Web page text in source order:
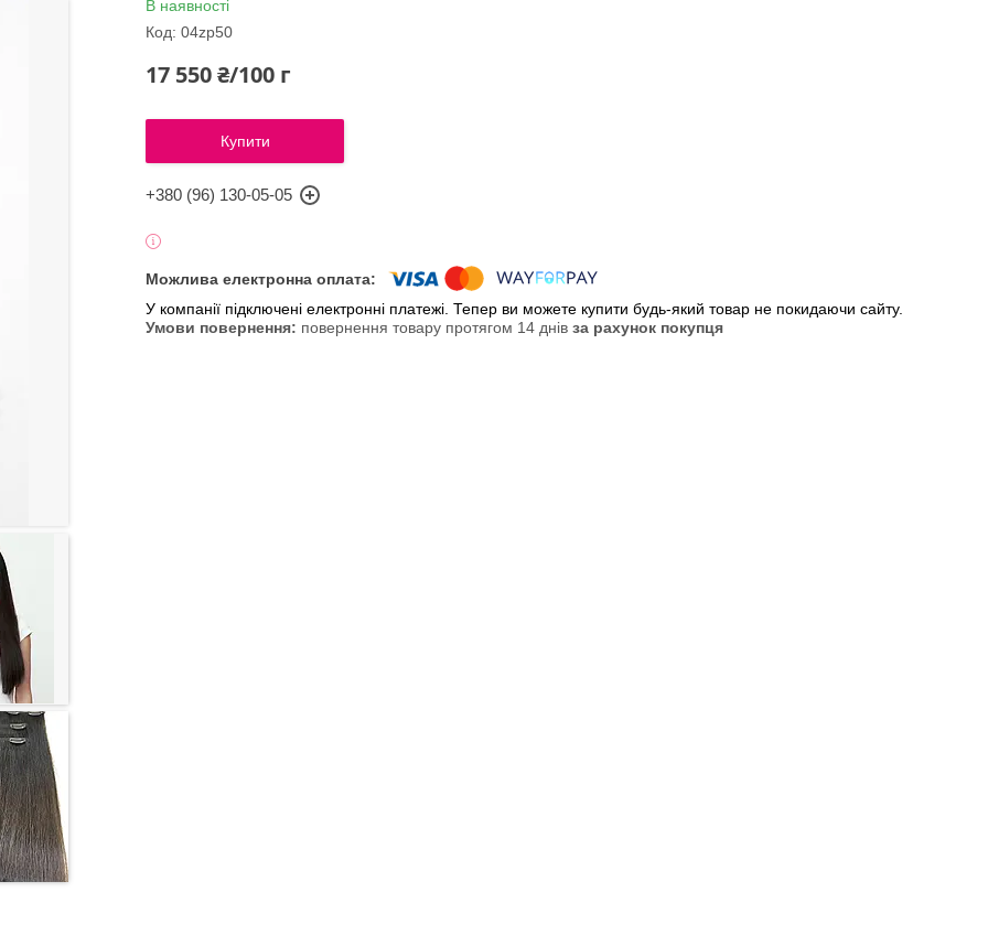
В наявності
Код: 04zp50
17 550 ₴/100 г
Купити
+380 (96) 130-05-05
У компанії підключені електронні платежі. Тепер ви можете купити будь-який товар не покидаючи сайту.
повернення товару протягом 14 днів за рахунок покупця